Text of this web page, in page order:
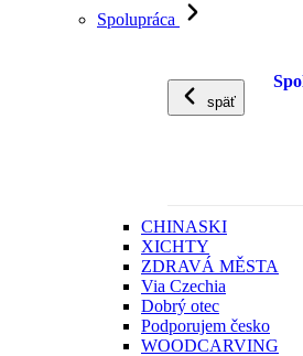
Spolupráca
späť
CHINASKI
XICHTY
ZDRAVÁ MĚSTA
Via Czechia
Dobrý otec
Podporujem česko
WOODCARVING